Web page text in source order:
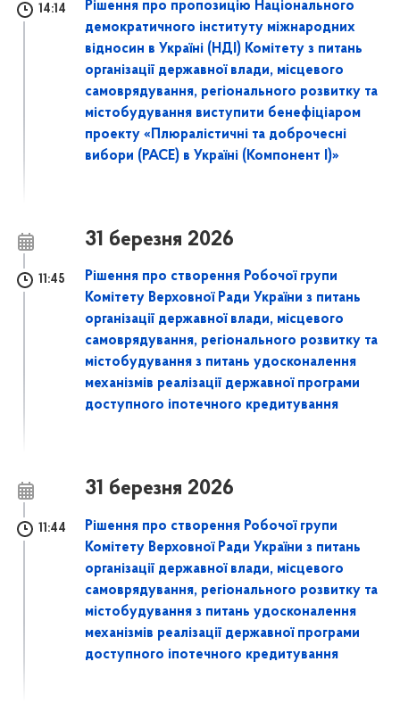
14:14
Рішення про пропозицію Національного
демократичного інституту міжнародних
відносин в Україні (НДІ) Комітету з питань
організації державної влади, місцевого
самоврядування, регіонального розвитку та
містобудування виступити бенефіціаром
проекту «Плюралістичні та доброчесні
вибори (PACE) в Україні (Компонент І)»
31 березня 2026
11:45
Рішення про створення Робочої групи
Комітету Верховної Ради України з питань
організації державної влади, місцевого
самоврядування, регіонального розвитку та
містобудування з питань удосконалення
механізмів реалізації державної програми
доступного іпотечного кредитування
31 березня 2026
11:44
Рішення про створення Робочої групи
Комітету Верховної Ради України з питань
організації державної влади, місцевого
самоврядування, регіонального розвитку та
містобудування з питань удосконалення
механізмів реалізації державної програми
доступного іпотечного кредитування